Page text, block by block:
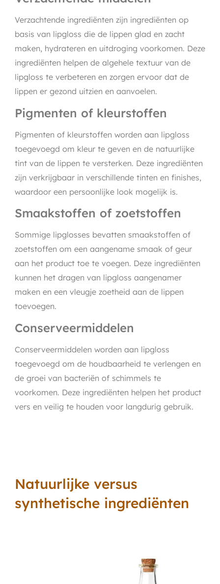
Verzachtende ingrediënten zijn ingrediënten op
basis van lipgloss die de lippen glad en zacht
maken, hydrateren en uitdroging voorkomen. Deze
ingrediënten helpen de algehele textuur van de
lipgloss te verbeteren en zorgen ervoor dat de
lippen er gezond uitzien en aanvoelen.
Pigmenten of kleurstoffen
Pigmenten of kleurstoffen worden aan lipgloss
toegevoegd om kleur te geven en de natuurlijke
tint van de lippen te versterken. Deze ingrediënten
zijn verkrijgbaar in verschillende tinten en finishes,
waardoor een persoonlijke look mogelijk is.
Smaakstoffen of zoetstoffen
Sommige lipglosses bevatten smaakstoffen of
zoetstoffen om een aangename smaak of geur
aan het product toe te voegen. Deze ingrediënten
kunnen het dragen van lipgloss aangenamer
maken en een vleugje zoetheid aan de lippen
toevoegen.
Conserveermiddelen
Conserveermiddelen worden aan lipgloss
toegevoegd om de houdbaarheid te verlengen en
de groei van bacteriën of schimmels te
voorkomen. Deze ingrediënten helpen het product
vers en veilig te houden voor langdurig gebruik.
Natuurlijke versus
synthetische ingrediënten